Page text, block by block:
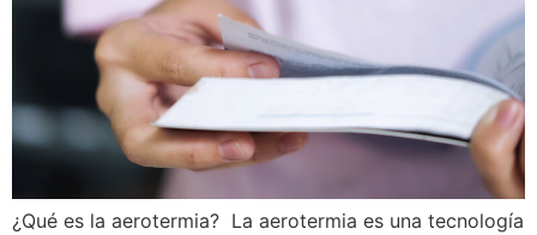
¿Qué es la aerotermia? La aerotermia es una tecnología